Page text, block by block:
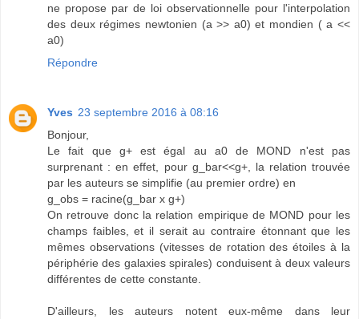
ne propose par de loi observationnelle pour l'interpolation
des deux régimes newtonien (a >> a0) et mondien ( a <<
a0)
Répondre
Yves 23 septembre 2016 à 08:16
Bonjour,
Le fait que g+ est égal au a0 de MOND n'est pas
surprenant : en effet, pour g_bar<<g+, la relation trouvée
par les auteurs se simplifie (au premier ordre) en
g_obs = racine(g_bar x g+)
On retrouve donc la relation empirique de MOND pour les
champs faibles, et il serait au contraire étonnant que les
mêmes observations (vitesses de rotation des étoiles à la
périphérie des galaxies spirales) conduisent à deux valeurs
différentes de cette constante.
D'ailleurs, les auteurs notent eux-même dans leur